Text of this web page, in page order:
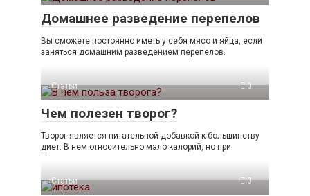
Домашнее разведение перепелов
Вы сможете постоянно иметь у себя мясо и яйца, если
заняться домашним разведением перепелов.
Статьи 0
Чем полезен творог?
Творог является питательной добавкой к большинству
диет. В нем относительно мало калорий, но при
Статьи 0